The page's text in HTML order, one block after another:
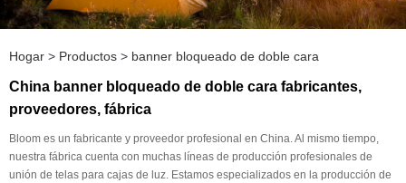
Hogar > Productos > banner bloqueado de doble cara
China banner bloqueado de doble cara fabricantes,
proveedores, fábrica
Bloom es un fabricante y proveedor profesional en China. Al mismo tiempo,
nuestra fábrica cuenta con muchas líneas de producción profesionales de
unión de telas para cajas de luz. Estamos especializados en la producción de